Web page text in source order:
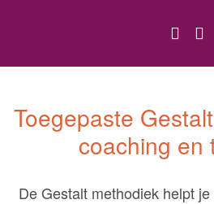
Toegepaste
coaching en
De Gestalt methodiek helpt